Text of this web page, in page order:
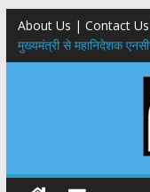
About Us | Contact
मुख्यमंत्री से महानिदेशक
विस्तार एवं आधुनिक आधारभूत
​धामी कैबिनेट का बड़ा
​हरिद्वार से वीरभद्र
सूर्या ने की देश व
24×7 अलर्ट मोड में रहें
की विस्तृत समीक्षा कहा-बंद